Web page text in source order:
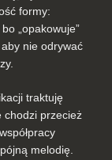
formy:
„opakowuje”
nie odrywać
traktuję
chodzi przecież
melodię.